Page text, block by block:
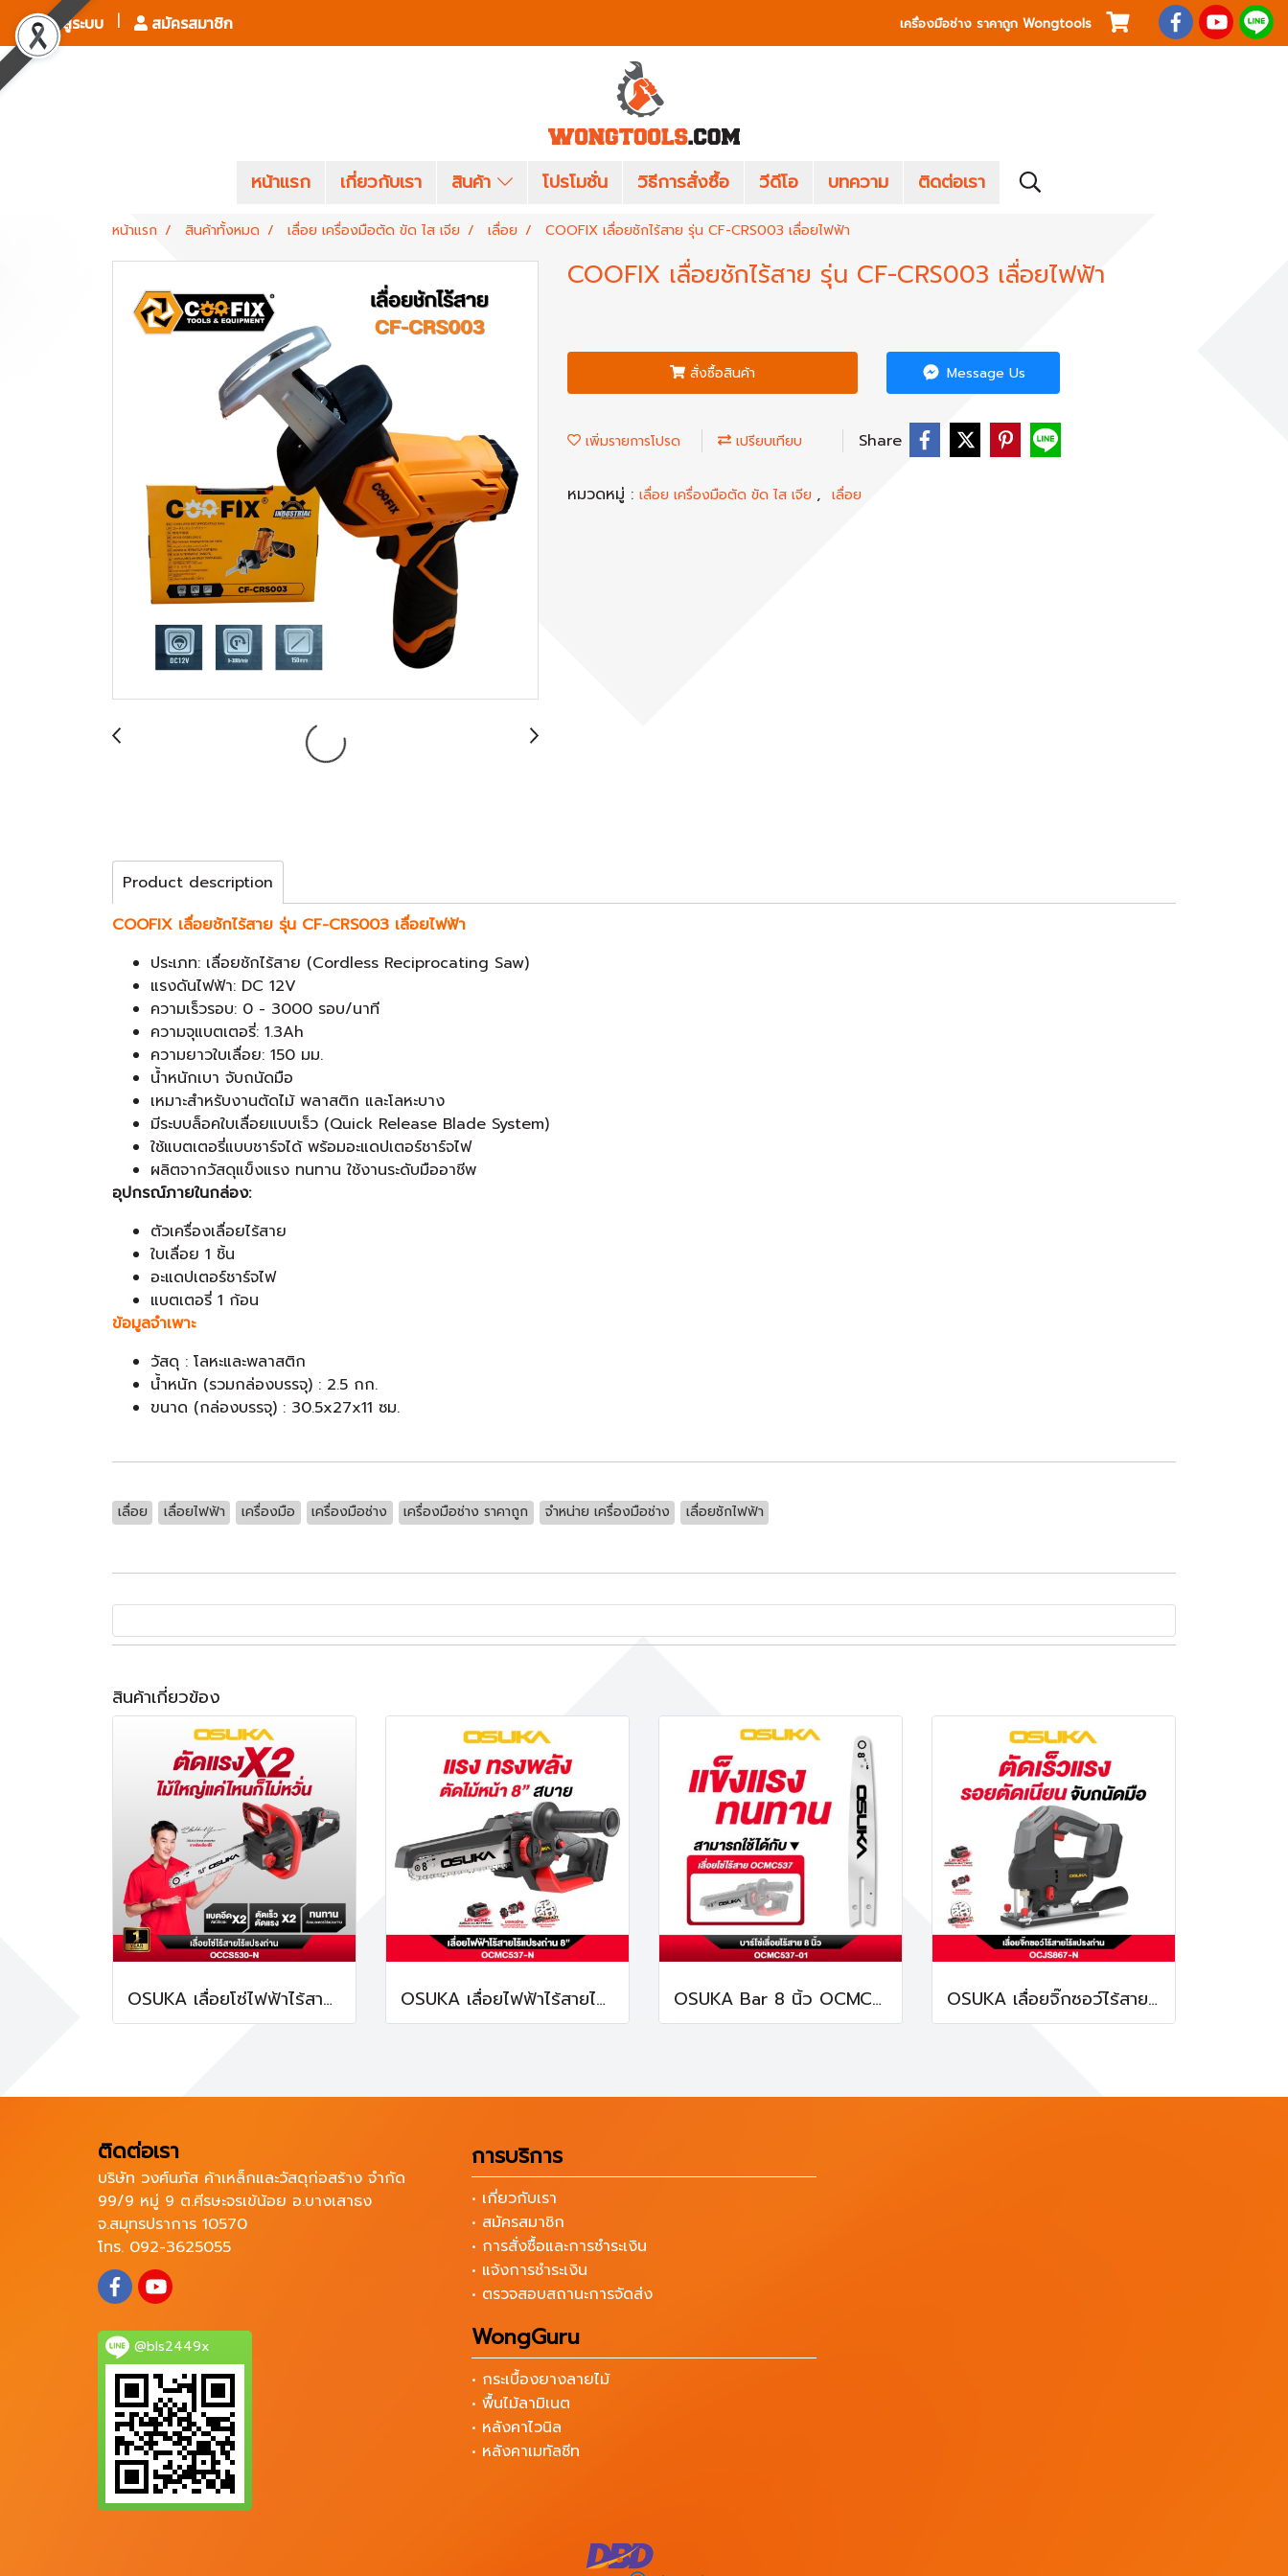
เข้าสู่ระบบ สมัครสมาชิก เครื่องมือช่าง ราคาถูก Wongtools
หน้าแรก เกี่ยวกับเรา สินค้า โปรโมชั่น วิธีการสั่งซื้อ วีดีโอ บทความ ติดต่อเรา
หน้าแรก สินค้าทั้งหมด เลื่อย เครื่องมือตัด ขัด ไส เจีย เลื่อย COOFIX เลื่อยชักไร้สาย รุ่น CF-CRS003 เลื่อยไฟฟ้า
COOFIX เลื่อยชักไร้สาย รุ่น CF-CRS003 เลื่อยไฟฟ้า
สั่งซื้อสินค้า Message Us
เพิ่มรายการโปรด เปรียบเทียบ Share
หมวดหมู่ : เลื่อย เครื่องมือตัด ขัด ไส เจีย , เลื่อย
Product description
COOFIX เลื่อยชักไร้สาย รุ่น CF-CRS003 เลื่อยไฟฟ้า
ประเภท: เลื่อยชักไร้สาย (Cordless Reciprocating Saw)
แรงดันไฟฟ้า: DC 12V
ความเร็วรอบ: 0 - 3000 รอบ/นาที
ความจุแบตเตอรี่: 1.3Ah
ความยาวใบเลื่อย: 150 มม.
น้ำหนักเบา จับถนัดมือ
เหมาะสำหรับงานตัดไม้ พลาสติก และโลหะบาง
มีระบบล็อคใบเลื่อยแบบเร็ว (Quick Release Blade System)
ใช้แบตเตอรี่แบบชาร์จได้ พร้อมอะแดปเตอร์ชาร์จไฟ
ผลิตจากวัสดุแข็งแรง ทนทาน ใช้งานระดับมืออาชีพ
อุปกรณ์ภายในกล่อง:
ตัวเครื่องเลื่อยไร้สาย
ใบเลื่อย 1 ชิ้น
อะแดปเตอร์ชาร์จไฟ
แบตเตอรี่ 1 ก้อน
ข้อมูลจำเพาะ
วัสดุ : โลหะและพลาสติก
น้ำหนัก (รวมกล่องบรรจุ) : 2.5 กก.
ขนาด (กล่องบรรจุ) : 30.5x27x11 ซม.
เลื่อย เลื่อยไฟฟ้า เครื่องมือ เครื่องมือช่าง เครื่องมือช่าง ราคาถูก จำหน่าย เครื่องมือช่าง เลื่อยชักไฟฟ้า
สินค้าเกี่ยวข้อง
OSUKA เลื่อยโซ่ไฟฟ้าไร้สายไร้แปรงถ่าน 40V OCCS530-N OSUKA เลื่อยไฟฟ้าไร้สายไร้แปรงถ่าน 8 นิ้ว OCMC537-N 20V OSUKA Bar 8 นิ้ว OCMC537-01 บาร์เลื่อยโซ่ ที่ใส่โซ่ OSUKA เลื่อยจิ๊กซอว์ไร้สาย OCJS867-N 20V
ติดต่อเรา
บริษัท วงศ์นภัส ค้าเหล็กและวัสดุก่อสร้าง จำกัด
99/9 หมู่ 9 ต.ศีรษะจรเข้น้อย อ.บางเสาธง
จ.สมุทรปราการ 10570
โทร. 092-3625055
@bls2449x
การบริการ
• เกี่ยวกับเรา
• สมัครสมาชิก
• การสั่งซื้อและการชำระเงิน
• แจ้งการชำระเงิน
• ตรวจสอบสถานะการจัดส่ง
WongGuru
• กระเบื้องยางลายไม้
• พื้นไม้ลามิเนต
• หลังคาไวนิล
• หลังคาเมทัลชีท